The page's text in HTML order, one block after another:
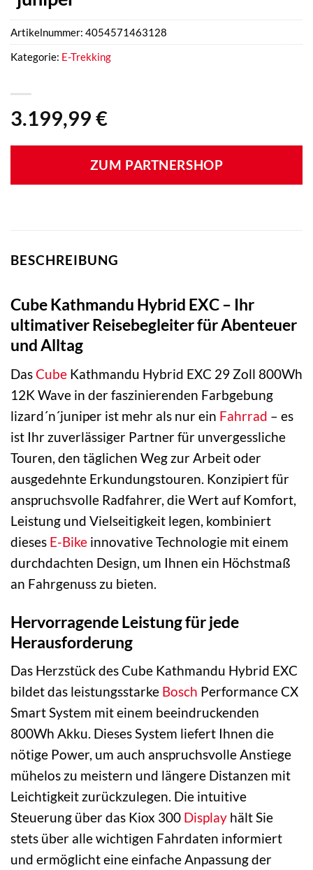
3.199,99 €
ZUM PARTNERSHOP
Artikelnummer: 4054571463128
Kategorie: E-Trekking
BESCHREIBUNG
Cube Kathmandu Hybrid EXC – Ihr
ultimativer Reisebegleiter für Abenteuer
und Alltag
DasCube Kathmandu Hybrid EXC 29 Zoll 800Wh
12K Wave in der faszinierenden Farbgebung
lizard´n´juniper ist mehr als nur ein Fahrrad – es
ist Ihr zuverlässiger Partner für unvergessliche
Touren, den täglichen Weg zur Arbeit oder
ausgedehnte Erkundungstouren. Konzipiert für
anspruchsvolle Radfahrer, die Wert auf Komfort,
Leistung und Vielseitigkeit legen, kombiniert
dieses E-Bike innovative Technologie mit einem
durchdachten Design, um Ihnen ein Höchstmaß
an Fahrgenuss zu bieten.
Hervorragende Leistung für jede
Herausforderung
Das Herzstück des Cube Kathmandu Hybrid EXC
bildet das leistungsstarke Bosch Performance CX
Smart System mit einem beeindruckenden
800Wh Akku. Dieses System liefert Ihnen die
nötige Power, um auch anspruchsvolle Anstiege
mühelos zu meistern und längere Distanzen mit
Leichtigkeit zurückzulegen. Die intuitive
Steuerung über das Kiox 300 Display hält Sie
stets über alle wichtigen Fahrdaten informiert
und ermöglicht eine einfache Anpassung der